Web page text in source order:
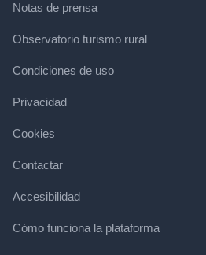
Notas de prensa
Observatorio turismo rural
Condiciones de uso
Privacidad
Cookies
Contactar
Accesibilidad
Cómo funciona la plataforma